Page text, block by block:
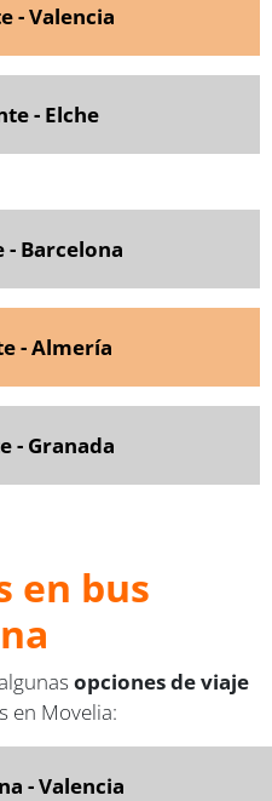
- Valencia
- Elche
- Barcelona
- Almería
- Granada
en bus
opciones de viaje
en Movelia:
- Valencia